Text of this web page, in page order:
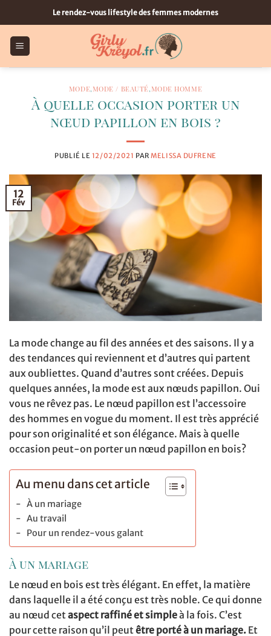
au
contenu
Le rendez-vous lifestyle des femmes modernes
MODE,MODE / BEAUTÉ,MODE HOMME
À quelle occasion porter un
nœud papillon en bois ?
PUBLIÉ LE 12/02/2021 PARMELISSA DUFRENE
12
Fév
La mode change au fil des années et des saisons. Il y a
des tendances qui reviennent et d’autres qui partent
aux oubliettes. Quand d’autres sont créées. Depuis
quelques années, la mode est aux nœuds papillon. Oui
vous ne rêvez pas. Le nœud papillon est l’accessoire
des hommes en vogue du moment. Il est très apprécié
pour son originalité et son élégance. Mais à quelle
occasion peut-on porter un nœud papillon en bois?
Au menu dans cet article
À un mariage
Au travail
Pour un rendez-vous galant
À un mariage
Le nœud en bois est très élégant. En effet, la matière
dans laquelle il a été conçu est très noble. Ce qui donne
au nœud cet aspect raffiné et simpleà la fois. C’est
pour cette raison qu’il peut être porté à un mariage. Et